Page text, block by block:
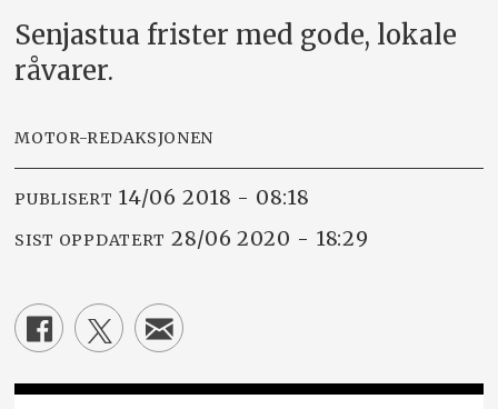
Senjastua frister med gode, lokale
råvarer.
MOTOR-REDAKSJONEN
PUBLISERT 14/06 2018 - 08:18
SIST OPPDATERT 28/06 2020 - 18:29